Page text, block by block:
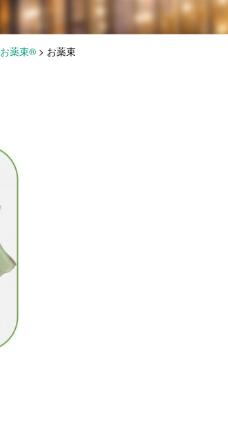
お薬束® > お薬束